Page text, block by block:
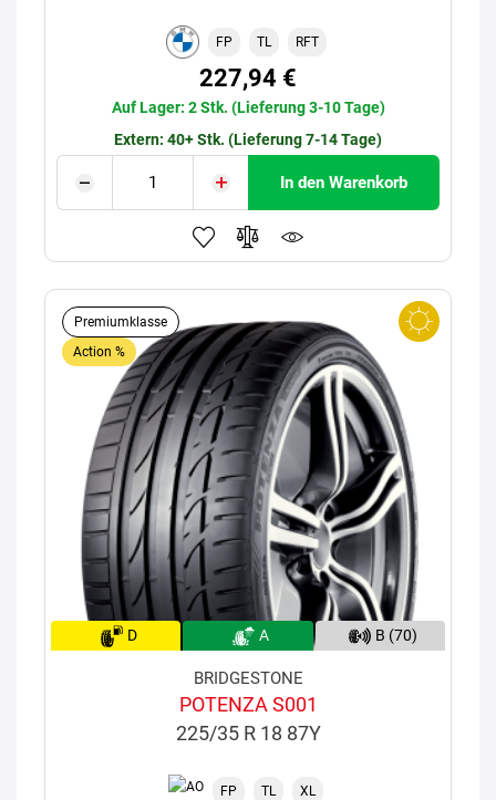
FP TL RFT
227,94 €
Auf Lager: 2 Stk. (Lieferung 3-10 Tage)
Extern: 40+ Stk. (Lieferung 7-14 Tage)
In den Warenkorb
Premiumklasse
Action %
D A B (70)
BRIDGESTONE
POTENZA S001
225/35 R 18 87Y
FP TL XL